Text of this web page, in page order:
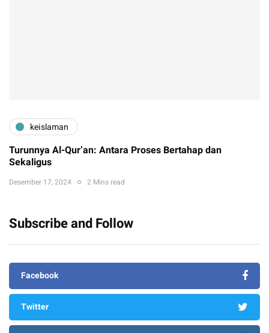
keislaman
Turunnya Al-Qur’an: Antara Proses Bertahap dan
Sekaligus
Desember 17, 2024 2 Mins read
Subscribe and Follow
Facebook
Twitter